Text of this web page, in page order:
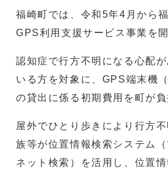
福崎町では、令和5年4月から
GPS利用支援サービス事業を
認知症で行方不明になる心配
いる方を対象に、GPS端末機
の貸出に係る初期費用を町が負
屋外でひとり歩きにより行方
族等が位置情報検索システム
ネット検索）を活用し、位置